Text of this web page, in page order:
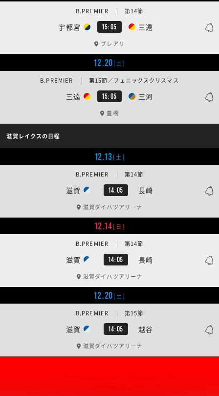
宇都宮 15:05 三遠
B.PREMIER | 第14節
ブレアリ
12.20[土]
三遠 15:05 三河
B.PREMIER | 第15節／フェニックスクリスマス
豊橋
滋賀レイクスの日程
12.13[土]
滋賀 14:05 長崎
B.PREMIER | 第14節
滋賀ダイハツアリーナ
12.14[日]
滋賀 14:05 長崎
B.PREMIER | 第14節
滋賀ダイハツアリーナ
12.20[土]
滋賀 14:05 越谷
B.PREMIER | 第15節
滋賀ダイハツアリーナ